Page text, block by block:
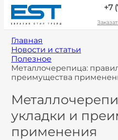
+7
Главная
Новости и статьи
Полезное
Металлочерепица:
преимущества
укладки и
применения